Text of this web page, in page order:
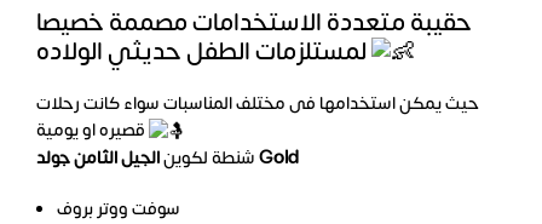
حقيبة متعددة الاستخدامات مصممة خصيصا
حيث يمكن استخدامها فى مختلف المناسبات سواء كانت رحلات
شنطة لكوينالجيل الثامن جولد Gold
سوفت ووتر بروف